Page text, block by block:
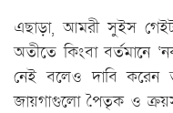
এছাড়া, আমরী সুইস গেইট
অতীতে কিংবা বর্তমানে
নেই বলেও দাবি করেন
জায়গাগুলো পৈতৃক ও